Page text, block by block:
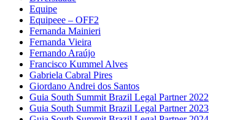
Equipe
Equipeee – OFF2
Fernanda Mainieri
Fernanda Vieira
Fernando Araújo
Francisco Kummel Alves
Gabriela Cabral Pires
Giordano Andrei dos Santos
Guia South Summit Brazil Legal Partner 2022
Guia South Summit Brazil Legal Partner 2023